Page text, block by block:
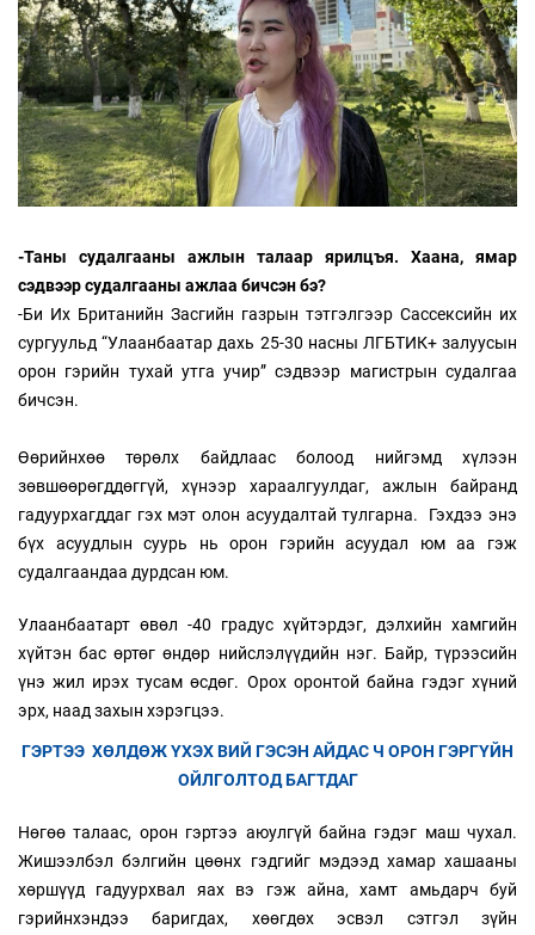
-Таны судалгааны ажлын талаар ярилцъя. Хаана, ямар
сэдвээр судалгааны ажлаа бичсэн бэ?
-Би Их Британийн Засгийн газрын тэтгэлгээр Сассексийн их
сургуульд “Улаанбаатар дахь 25-30 насны ЛГБТИК+ залуусын
орон гэрийн тухай утга учир” сэдвээр магистрын судалгаа
бичсэн.
Өөрийнхөө төрөлх байдлаас болоод нийгэмд хүлээн
зөвшөөрөгддөггүй, хүнээр хараалгуулдаг, ажлын байранд
гадуурхагддаг гэх мэт олон асуудалтай тулгарна. Гэхдээ энэ
бүх асуудлын суурь нь орон гэрийн асуудал юм аа гэж
судалгаандаа дурдсан юм.
Улаанбаатарт өвөл -40 градус хүйтэрдэг, дэлхийн хамгийн
хүйтэн бас өртөг өндөр нийслэлүүдийн нэг. Байр, түрээсийн
үнэ жил ирэх тусам өсдөг. Орох оронтой байна гэдэг хүний
эрх, наад захын хэрэгцээ.
ГЭРТЭЭ ХӨЛДӨЖ ҮХЭХ ВИЙ ГЭСЭН АЙДАС Ч ОРОН ГЭРГҮЙН
ОЙЛГОЛТОД БАГТДАГ
Нөгөө талаас, орон гэртээ аюулгүй байна гэдэг маш чухал.
Жишээлбэл бэлгийн цөөнх гэдгийг мэдээд хамар хашааны
хөршүүд гадуурхвал яах вэ гэж айна, хамт амьдарч буй
гэрийнхэндээ баригдах, хөөгдөх эсвэл сэтгэл зүйн